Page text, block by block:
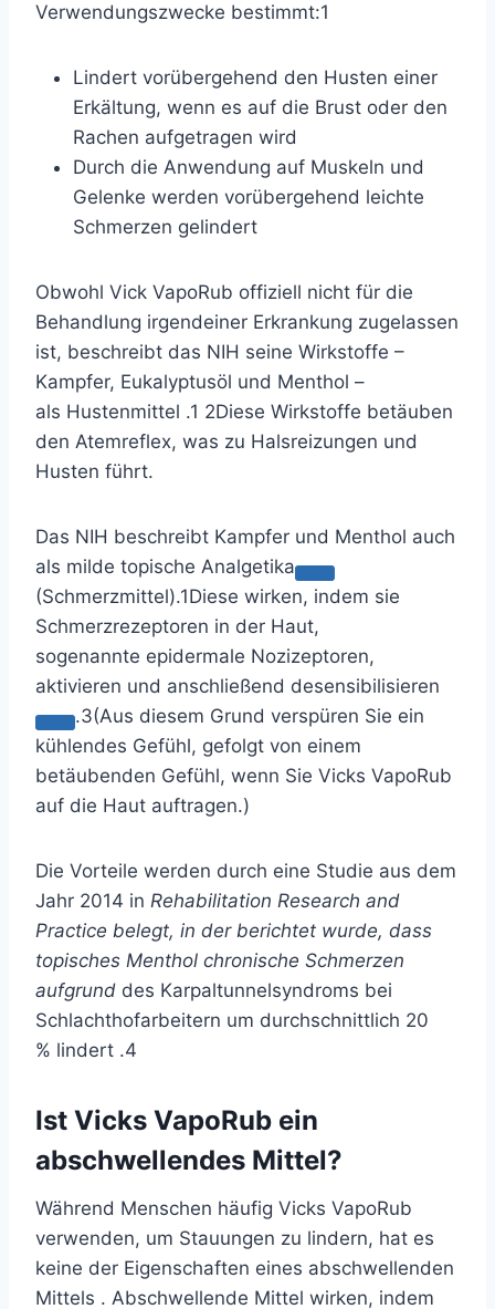
Verwendungszwecke bestimmt:1
Lindert vorübergehend den Husten einer
Erkältung, wenn es auf die Brust oder den
Rachen aufgetragen wird
Durch die Anwendung auf Muskeln und
Gelenke werden vorübergehend leichte
Schmerzen gelindert
Obwohl Vick VapoRub offiziell nicht für die
Behandlung irgendeiner Erkrankung zugelassen
ist, beschreibt das NIH seine Wirkstoffe –
Kampfer, Eukalyptusöl und Menthol –
als Hustenmittel .1 2Diese Wirkstoffe betäuben
den Atemreflex, was zu Halsreizungen und
Husten führt.
Das NIH beschreibt Kampfer und Menthol auch
als milde topische Analgetika
(Schmerzmittel).1Diese wirken, indem sie
Schmerzrezeptoren in der Haut,
sogenannte epidermale Nozizeptoren,
aktivieren und anschließend desensibilisieren
.3(Aus diesem Grund verspüren Sie ein
kühlendes Gefühl, gefolgt von einem
betäubenden Gefühl, wenn Sie Vicks VapoRub
auf die Haut auftragen.)
Die Vorteile werden durch eine Studie aus dem
Jahr 2014 in Rehabilitation Research and
Practice belegt, in der berichtet wurde, dass
topisches Menthol chronische Schmerzen
aufgrund des Karpaltunnelsyndroms bei
Schlachthofarbeitern um durchschnittlich 20
% lindert .4
Ist Vicks VapoRub ein
abschwellendes Mittel?
Während Menschen häufig Vicks VapoRub
verwenden, um Stauungen zu lindern, hat es
keine der Eigenschaften eines abschwellenden
Mittels . Abschwellende Mittel wirken, indem